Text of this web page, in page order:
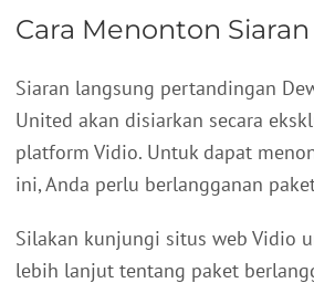
Cara Menonton
Siaran langsung pertandingan
United akan disiarkan secara
platform Vidio. Untuk dapat
ini, Anda perlu berlangganan
Silakan kunjungi situs web Vidio
lebih lanjut tentang paket